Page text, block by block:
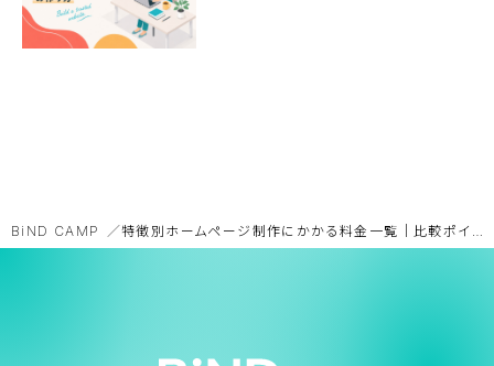
BiND CAMP 特徴別ホームページ制作にかかる料金一覧｜比較ポイント・確認点まで